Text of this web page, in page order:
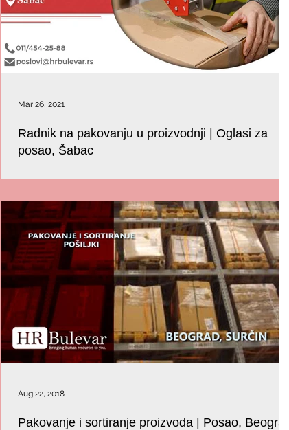
Radnik na pakovanju u proizvodnji | Oglasi za
posao, Šabac
Mar 26, 2021
Pakovanje i sortiranje proizvoda | Posao, Beograd,
Aug 22, 2018